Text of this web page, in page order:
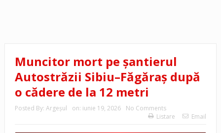
Muncitor mort pe șantierul
Autostrăzii Sibiu–Făgăraș după
o cădere de la 12 metri
Posted By: Argeşul on: iunie 19, 2026
No Comments
Listare
Email